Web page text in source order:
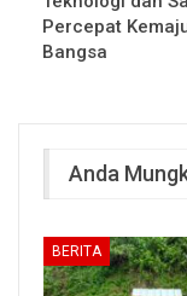
Percepat
Bangsa
Anda
BERITA